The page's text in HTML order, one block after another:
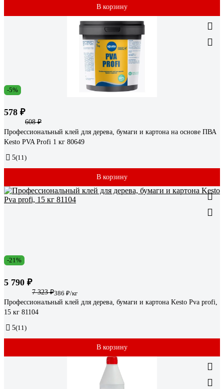
В корзину
-5%
578 ₽
608 ₽
Профессиональный клей для дерева, бумаги и картона на основе ПВА
Kesto PVA Profi 1 кг 80649
5(11)
В корзину
-21%
5 790 ₽
7 323 ₽386 ₽/кг
Профессиональный клей для дерева, бумаги и картона Kesto Pva profi,
15 кг 81104
5(11)
В корзину